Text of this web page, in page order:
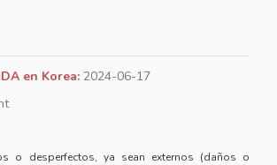
en Korea: 2024-06-17
o desperfectos, ya sean externos (daños o